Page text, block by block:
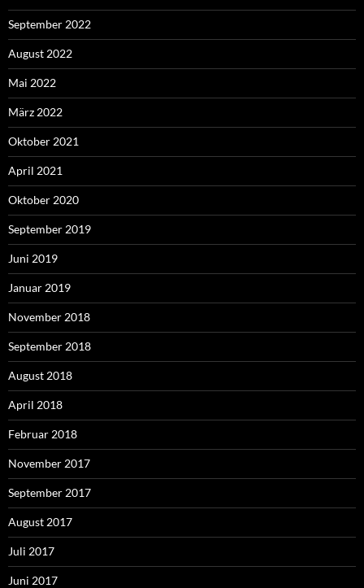
September 2022
August 2022
Mai 2022
März 2022
Oktober 2021
April 2021
Oktober 2020
September 2019
Juni 2019
Januar 2019
November 2018
September 2018
August 2018
April 2018
Februar 2018
November 2017
September 2017
August 2017
Juli 2017
Juni 2017